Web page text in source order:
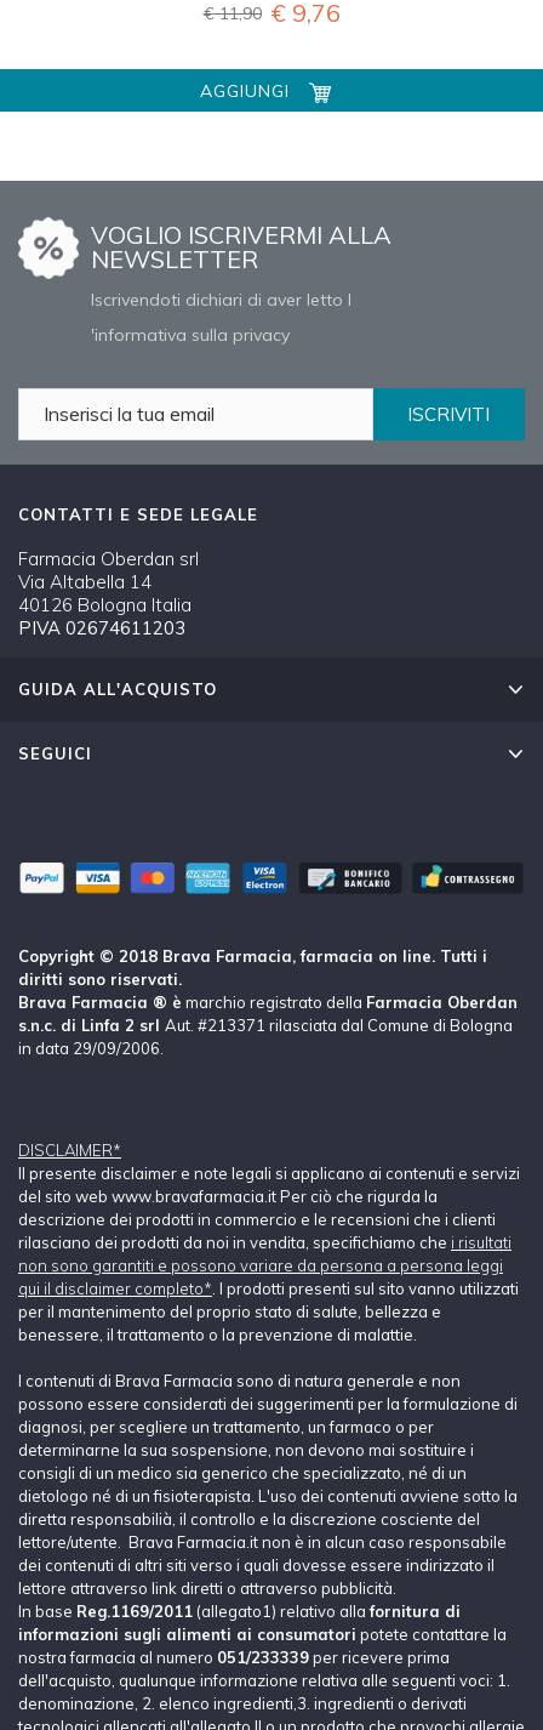
€ 11,90 € 9,76
AGGIUNGI
VOGLIO ISCRIVERMI ALLA
NEWSLETTER
Iscrivendoti dichiari di aver letto l
'informativa sulla privacy
ISCRIVITI
CONTATTI E SEDE LEGALE
Farmacia Oberdan srl
Via Altabella 14
40126 Bologna Italia
PIVA 02674611203
GUIDA ALL'ACQUISTO
SEGUICI
Copyright © 2018 Brava Farmacia, farmacia on line. Tutti i
diritti sono riservati.
Brava Farmacia ® è marchio registrato della Farmacia Oberdan
s.n.c. di Linfa 2 srl Aut. #213371 rilasciata dal Comune di Bologna
in data 29/09/2006.
DISCLAIMER*
Il presente disclaimer e note legali si applicano ai contenuti e servizi
del sito web www.bravafarmacia.it Per ciò che rigurda la
descrizione dei prodotti in commercio e le recensioni che i clienti
rilasciano dei prodotti da noi in vendita, specifichiamo che i risultati
non sono garantiti e possono variare da persona a persona leggi
qui il disclaimer completo* . I prodotti presenti sul sito vanno utilizzati
per il mantenimento del proprio stato di salute, bellezza e
benessere, il trattamento o la prevenzione di malattie.
I contenuti di Brava Farmacia sono di natura generale e non
possono essere considerati dei suggerimenti per la formulazione di
diagnosi, per scegliere un trattamento, un farmaco o per
determinarne la sua sospensione, non devono mai sostituire i
consigli di un medico sia generico che specializzato, né di un
dietologo né di un fisioterapista. L'uso dei contenuti avviene sotto la
diretta responsabilià, il controllo e la discrezione cosciente del
lettore/utente. Brava Farmacia.it non è in alcun caso responsabile
dei contenuti di altri siti verso i quali dovesse essere indirizzato il
lettore attraverso link diretti o attraverso pubblicità.
In base Reg.1169/2011 (allegato1) relativo allafornitura di
informazioni sugli alimenti ai consumatori potete contattare la
nostra farmacia al numero 051/233339per ricevere prima
dell'acquisto, qualunque informazione relativa alle seguenti voci: 1.
denominazione, 2. elenco ingredienti,3. ingredienti o derivati